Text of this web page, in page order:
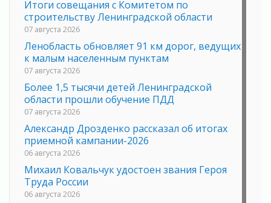
Итоги совещания с Комитетом по
строительству Ленинградской области
07 августа 2026
Ленобласть обновляет 91 км дорог, ведущих
к малым населенным пунктам
07 августа 2026
Более 1,5 тысячи детей Ленинградской
области прошли обучение ПДД
07 августа 2026
Александр Дрозденко рассказал об итогах
приемной кампании-2026
06 августа 2026
Михаил Ковальчук удостоен звания Героя
Труда России
06 августа 2026